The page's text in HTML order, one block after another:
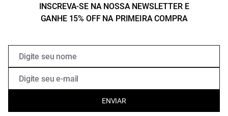
INSCREVA-SE NA NOSSA NEWSLETTER E
GANHE 15% OFF NA PRIMEIRA COMPRA
ENVIAR